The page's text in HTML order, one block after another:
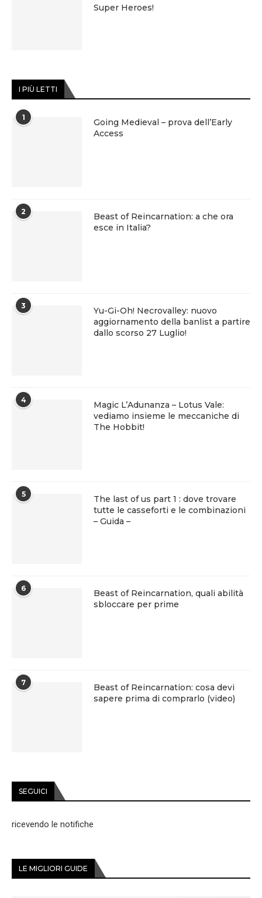
Super Heroes!
I PIÙ LETTI
1
Going Medieval – prova dell’Early
Access
2
Beast of Reincarnation: a che ora
esce in Italia?
3
Yu-Gi-Oh! Necrovalley: nuovo
aggiornamento della banlist a partire
dallo scorso 27 Luglio!
4
Magic L’Adunanza – Lotus Vale:
vediamo insieme le meccaniche di
The Hobbit!
5
The last of us part 1 : dove trovare
tutte le casseforti e le combinazioni
– Guida –
6
Beast of Reincarnation, quali abilità
sbloccare per prime
7
Beast of Reincarnation: cosa devi
sapere prima di comprarlo (video)
SEGUICI
ricevendo le notifiche
LE MIGLIORI GUIDE